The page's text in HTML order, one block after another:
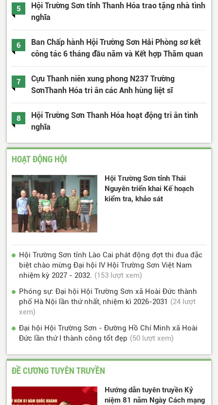
5
Hội Trường Sơn tỉnh Thanh Hóa trao tặng nhà tình
nghĩa
6
Ban Chấp hành Hội Trường Sơn Hải Phòng sơ kết
công tác 6 tháng đầu năm và Kết hợp Thăm quan
7
Cựu Thanh niên xung phong N237 Trường
SơnThanh Hóa tri ân các Anh hùng liệt sĩ
8
Hội Trường Sơn Thanh Hóa hoạt động tri ân tình
nghĩa
HOẠT ĐỘNG HỘI
Hội Trường Sơn tỉnh Thái
Nguyên triển khai Kế hoạch
kiểm tra, khảo sát
Hội Trường Sơn tỉnh Lào Cai phát động đợt thi đua đặc
biệt chào mừng Đại hội IV Hội Trường Sơn Việt Nam
nhiệm kỳ 2027 - 2032. (153 lượt xem)
Phóng sự: Đại hội Hội Trường Sơn xã Hoài Đức thành
phố Hà Nội lần thứ nhất, nhiệm kì 2026-2031 (24 lượt
xem)
Đại hội Hội Trường Sơn - Đường Hồ Chí Minh xã Hoài
Đức lần thứ I thành công tốt đẹp (50 lượt xem)
ĐỀ CƯƠNG TUYÊN TRUYỀN
Hướng dẫn tuyên truyền Kỷ
niệm 81 năm Ngày Cách mạng